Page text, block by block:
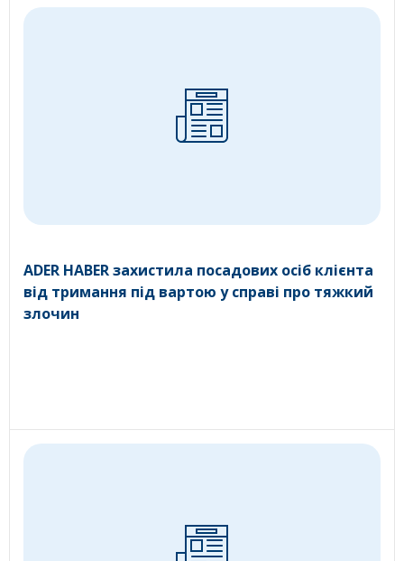
ADER HABER захистила посадових осіб клієнта
від тримання під вартою у справі про тяжкий
злочин